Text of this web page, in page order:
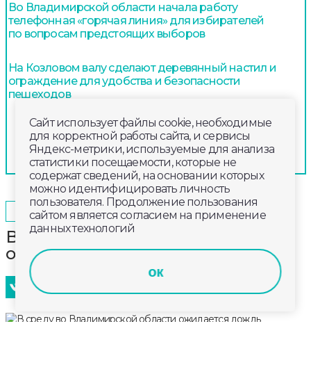
Во Владимирской области начала работу
телефонная «горячая линия» для избирателей
по вопросам предстоящих выборов
На Козловом валу сделают деревянный настил и
ограждение для удобства и безопасности
пешеходов
ОБЩЕСТВО 2026-06-16 20:00
В среду во Владимирской области
ожидается дождь
Сайт использует файлы cookie, необходимые
для корректной работы сайта, и сервисы
Яндекс-метрики, используемые для анализа
статистики посещаемости, которые не
содержат сведений, на основании которых
можно идентифицировать личность
пользователя. Продолжение пользования
сайтом является согласием на применение
данных технологий
ок